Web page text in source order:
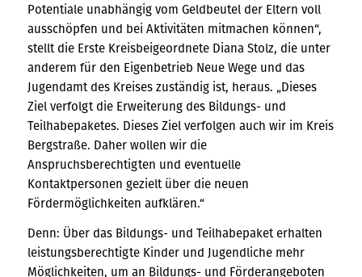
Potentiale unabhängig vom Geldbeutel der Eltern voll
ausschöpfen und bei Aktivitäten mitmachen können“,
stellt die Erste Kreisbeigeordnete Diana Stolz, die unter
anderem für den Eigenbetrieb Neue Wege und das
Jugendamt des Kreises zuständig ist, heraus. „Dieses
Ziel verfolgt die Erweiterung des Bildungs- und
Teilhabepaketes. Dieses Ziel verfolgen auch wir im Kreis
Bergstraße. Daher wollen wir die
Anspruchsberechtigten und eventuelle
Kontaktpersonen gezielt über die neuen
Fördermöglichkeiten aufklären.“
Denn: Über das Bildungs- und Teilhabepaket erhalten
leistungsberechtigte Kinder und Jugendliche mehr
Möglichkeiten, um an Bildungs- und Förderangeboten